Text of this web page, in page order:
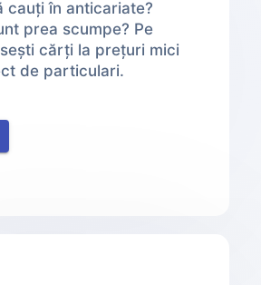
cauți în anticariate?
prea scumpe? Pe
cărți la prețuri mici
de particulari.